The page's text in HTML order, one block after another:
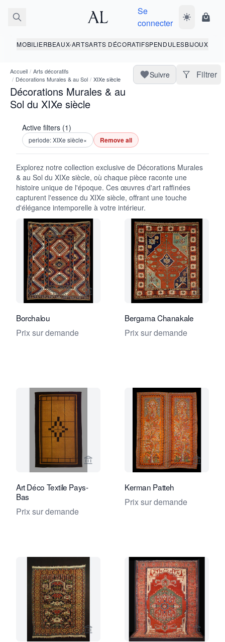
Se
connecter
Basculer le
MOBILIERBEAUX-ARTSARTS DÉCORATIFSPENDULESBIJOUX
Accueil / Arts décoratifs
/ Décorations Murales & au Sol / XIXe siècle
Décorations Murales & au
Sol du XIXe siècle
Suivre Filtrer
Active filters (1)
periode: XIXe siècle× Remove all
Explorez notre collection exclusive de Décorations Murales
& au Sol du XIXe siècle, où chaque pièce raconte une
histoire unique de l'époque. Ces œuvres d'art raffinées
capturent l'essence du XIXe siècle, offrant une touche
d'élégance intemporelle à votre intérieur.
Voir la page vendeur de Foumani
Borchalou
Prix sur demande
Voir la
Bergama Chanakale
Prix sur demande
Voir la page vendeur de Foumani
Art Déco Textile Pays-
Bas
Prix sur demande
Voir la
Kerman Patteh
Prix sur demande
Voir la page vendeur de FoumaniVoir la